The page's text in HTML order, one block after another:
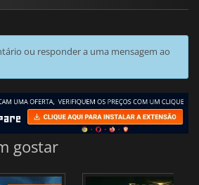
ou responder a uma mensagem ao
gostar